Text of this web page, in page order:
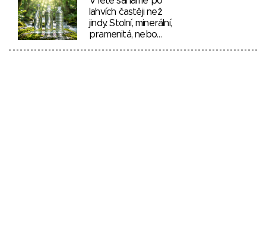
lahvích častěji než
jindy. Stolní, minerální,
pramenitá, nebo…